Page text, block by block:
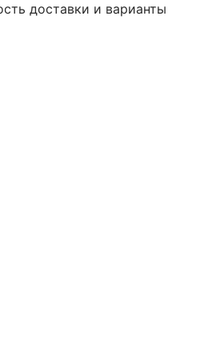
доставки и варианты